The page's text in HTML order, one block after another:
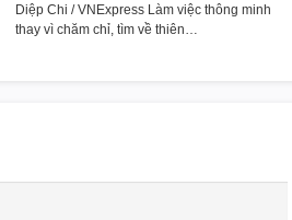
Diệp Chi / VNExpress Làm việc thông minh
thay vì chăm chỉ, tìm về thiên…